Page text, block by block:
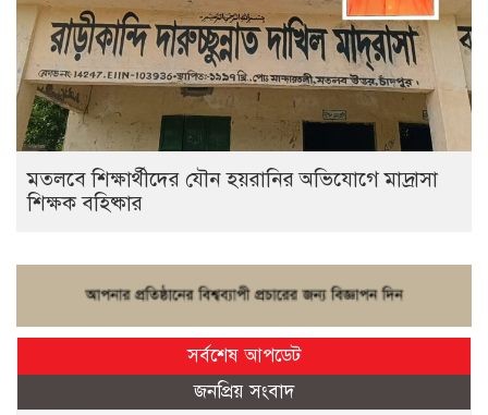
মতলবে শিক্ষার্থীদের যৌন হয়রানির অভিযোগে মাদ্রাসা
শিক্ষক বহিষ্কার
সর্বশেষ আপডেট
জনপ্রিয় সংবাদ